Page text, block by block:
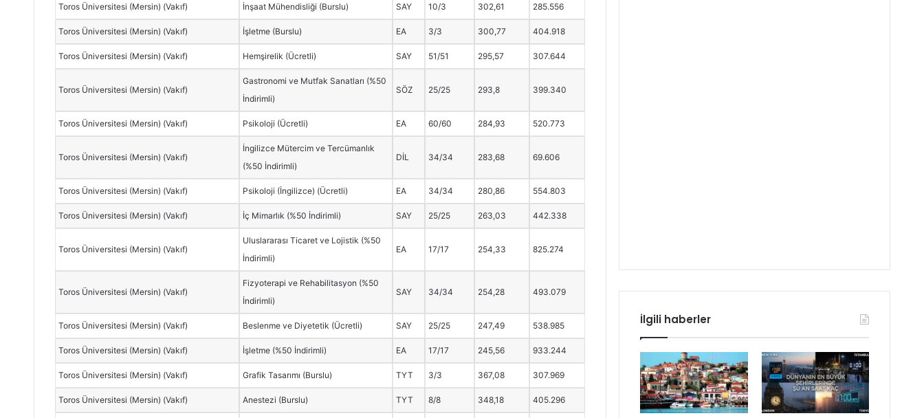
Toros Üniversitesi (Mersin) (Vakıf) İnşaat Mühendisliği (Burslu) SAY 10/3 302,61 285.556
Toros Üniversitesi (Mersin) (Vakıf) İşletme (Burslu) EA 3/3 300,77 404.918
Toros Üniversitesi (Mersin) (Vakıf) Hemşirelik (Ücretli) SAY 51/51 295,57 307.644
Toros Üniversitesi (Mersin) (Vakıf)
Gastronomi ve Mutfak Sanatları (%50
İndirimli)
SÖZ 25/25 293,8 399.340
Toros Üniversitesi (Mersin) (Vakıf) Psikoloji (Ücretli) EA 60/60 284,93 520.773
Toros Üniversitesi (Mersin) (Vakıf)
İngilizce Mütercim ve Tercümanlık
(%50 İndirimli)
DİL 34/34 283,68 69.606
Toros Üniversitesi (Mersin) (Vakıf) Psikoloji (İngilizce) (Ücretli) EA 34/34 280,86 554.803
Toros Üniversitesi (Mersin) (Vakıf) İç Mimarlık (%50 İndirimli) SAY 25/25 263,03 442.338
Toros Üniversitesi (Mersin) (Vakıf)
Uluslararası Ticaret ve Lojistik (%50
İndirimli)
EA 17/17 254,33 825.274
Toros Üniversitesi (Mersin) (Vakıf)
Fizyoterapi ve Rehabilitasyon (%50
İndirimli)
SAY 34/34 254,28 493.079
Toros Üniversitesi (Mersin) (Vakıf) Beslenme ve Diyetetik (Ücretli) SAY 25/25 247,49 538.985
Toros Üniversitesi (Mersin) (Vakıf) İşletme (%50 İndirimli) EA 17/17 245,56 933.244
Toros Üniversitesi (Mersin) (Vakıf) Grafik Tasarımı (Burslu) TYT 3/3 367,08 307.969
Toros Üniversitesi (Mersin) (Vakıf) Anestezi (Burslu) TYT 8/8 348,18 405.296
İlgili haberler